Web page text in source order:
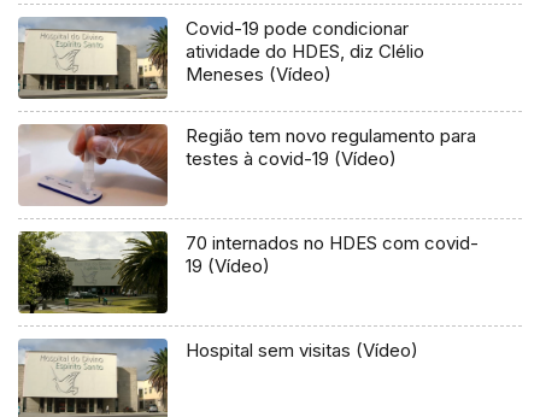
Covid-19 pode condicionar
atividade do HDES, diz Clélio
Meneses (Vídeo)
Região tem novo regulamento para
testes à covid-19 (Vídeo)
70 internados no HDES com covid-
19 (Vídeo)
Hospital sem visitas (Vídeo)